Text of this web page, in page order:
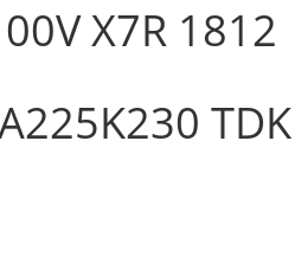
X7R 1812
TDK